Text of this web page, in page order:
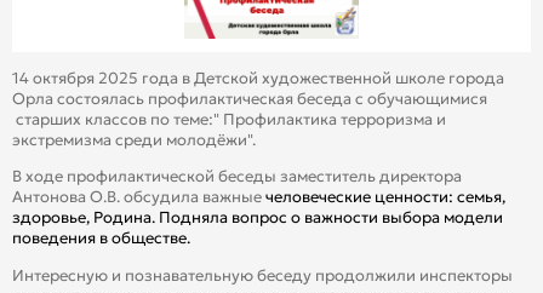
14 октября 2025 года в Детской художественной школе города
Орла состоялась профилактическая беседа с обучающимися
старших классов по теме:" Профилактика терроризма и
экстремизма среди молодёжи".
В ходе профилактической беседы заместитель директора
Антонова О.В. обсудила важныечеловеческие ценности: семья,
здоровье, Родина. Подняла вопрос о важности выбора модели
поведения в обществе.
Интересную и познавательную беседу продолжили инспекторы